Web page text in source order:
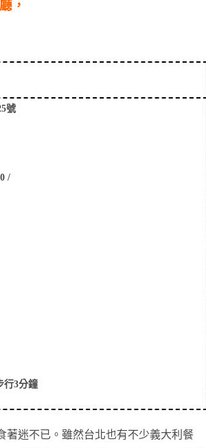
，
號
/
行3分鐘
著迷不已。雖然台北也有不少義大利餐